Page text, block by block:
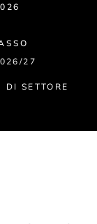
27
DI SETTORE